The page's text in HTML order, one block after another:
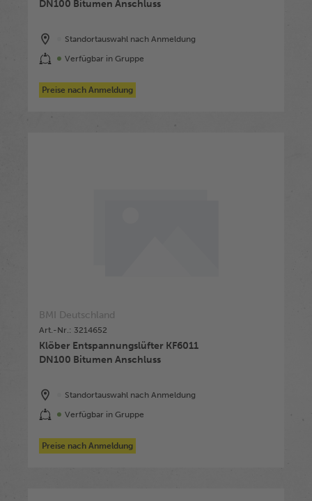
DN100 Bitumen Anschluss
Standortauswahl nach Anmeldung
Verfügbar in Gruppe
Preise nach Anmeldung
BMI Deutschland
Art.-Nr.: 3214652
Klöber Entspannungslüfter KF6011
DN100 Bitumen Anschluss
Standortauswahl nach Anmeldung
Verfügbar in Gruppe
Preise nach Anmeldung